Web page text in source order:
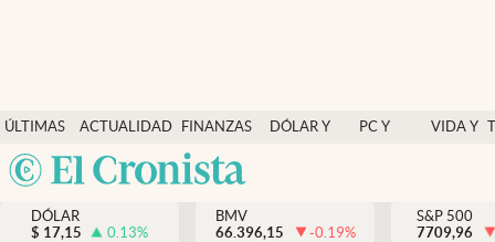
ÚLTIMAS
NOTICIAS
ACTUALIDAD
FINANZAS
Y
ECONOMÍA
DÓLAR Y
PC Y
VIDA Y
México
Actualidad
Finanzas y economía
Dólar y mercados
DÓLAR
$ 17,15 0.13%
BMV
66.396,15
-0.19%
S&P 500
7709,96